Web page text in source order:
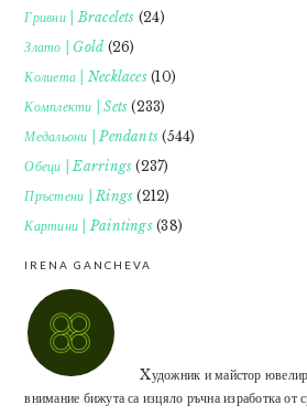
Гривни | Bracelets (24)
Злато | Gold (26)
Колиета | Necklaces(10)
Комплекти | Sets (233)
Медальони | Pendants (544)
Обеци | Earrings (237)
Пръстени | Rings (212)
Картини | Paintings(38)
IRENA GANCHEVA
Xудожник и майстор
внимание бижута са изцяло ръчна изработка от